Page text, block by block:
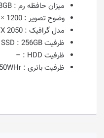
میزان حافظه رم :
وضوح تصویر : 1200 × 1920 @ WUXGA
مدل گرافیک : 2050
ظرفیت SSD :256GB
ظرفیت HDD :
–
ظرفیت باتری : 50WHr